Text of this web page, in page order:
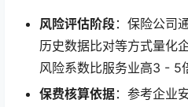
风险评估阶段：保险公司
历史数据比对等方式量化
风险系数比服务业高3 - 5
保费核算依据：参考企业